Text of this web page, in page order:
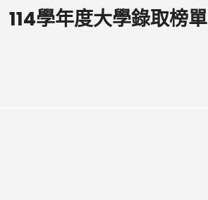
114學年度大學錄取榜單